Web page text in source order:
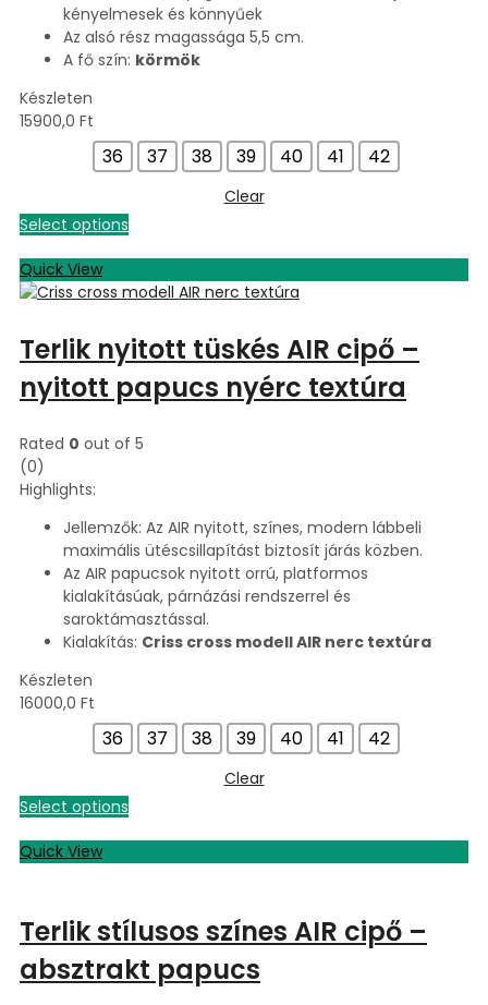
kényelmesek és könnyűek
Az alsó rész magassága 5,5 cm.
A fő szín: körmök
Készleten
15900,0 Ft
36 37 38 39 40 41 42
Clear
Select options
Quick View
Terlik nyitott tüskés AIR cipő –
nyitott papucs nyérc textúra
Rated 0 out of 5
(0)
Highlights:
Jellemzők: Az AIR nyitott, színes, modern lábbeli
maximális ütéscsillapítást biztosít járás közben.
Az AIR papucsok nyitott orrú, platformos
kialakításúak, párnázási rendszerrel és
saroktámasztással.
Kialakítás: Criss cross modell AIR nerc textúra
Készleten
16000,0 Ft
36 37 38 39 40 41 42
Clear
Select options
Quick View
Terlik stílusos színes AIR cipő –
absztrakt papucs